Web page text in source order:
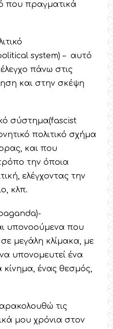
που πραγματικά
system) – αυτό
πάνω στις
και στην σκέψη
σύστημα(fascist
πολιτικό σχήμα
και που
την όποια
ελέγχοντας την
κλπ.
υπονοούμενα που
μεγάλη κλίμακα, με
υπονομευτεί ένα
ένας θεσμός,
τις
μου χρόνια στον